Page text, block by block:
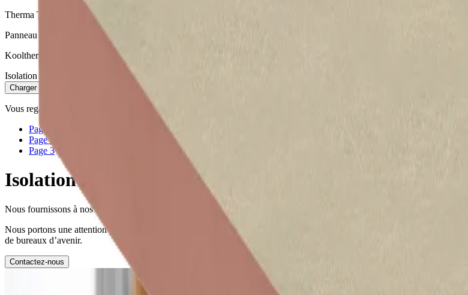
Therma TF70 SP
Panneau de mousse PIR recouvert d’un complexe multicouche kraft-aluminium.
Kooltherm K20 FR Panneau Elément Béton
Isolation thermique en mousse résolique pour éléments préfabriqués en béton
Charger plus
Vous regardez
Page
Page2
Page 3
Isolation de haute performance
Nous fournissons à nos clients du secteur de la construction des produits isolants en mousse rigide accompagnés de tous
Nous portons une attention particulière à l’innovation, à la durabilité, à la sécurité et nous laissons beaucoup de place à la
de bureaux d’avenir.
Contactez-nous